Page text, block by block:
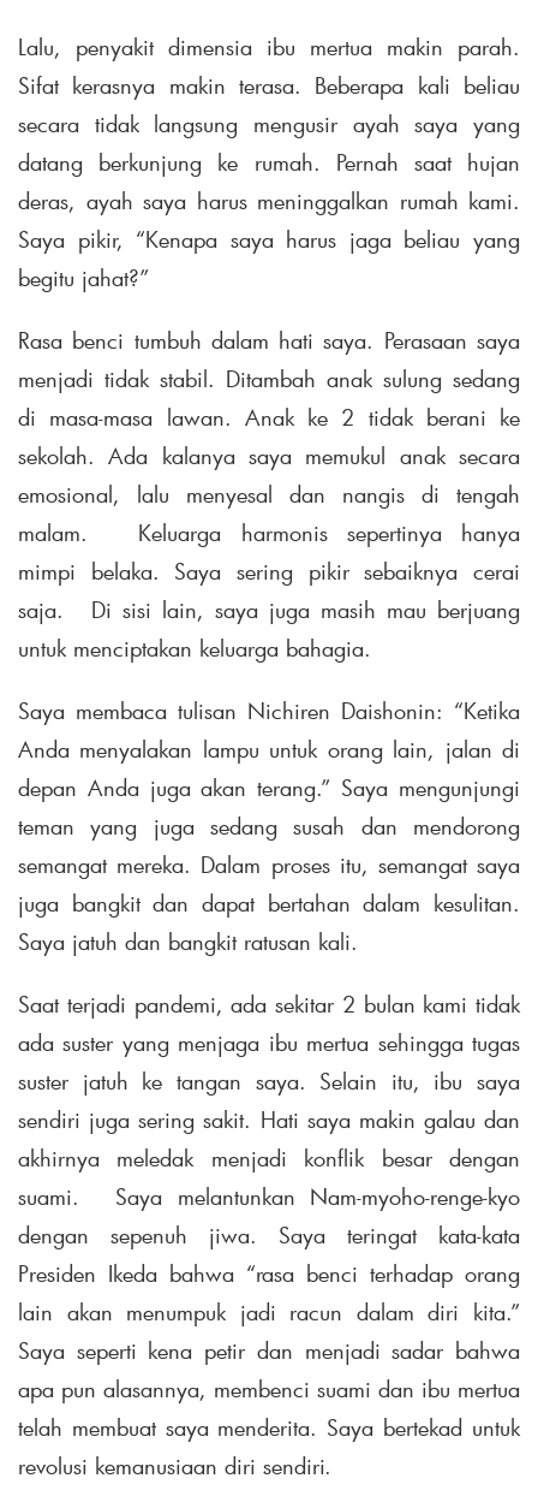
Lalu, penyakit dimensia ibu mertua makin parah.
Sifat kerasnya makin terasa. Beberapa kali beliau
secara tidak langsung mengusir ayah saya yang
datang berkunjung ke rumah. Pernah saat hujan
deras, ayah saya harus meninggalkan rumah kami.
Saya pikir, “Kenapa saya harus jaga beliau yang
begitu jahat?”
Rasa benci tumbuh dalam hati saya. Perasaan saya
menjadi tidak stabil. Ditambah anak sulung sedang
di masa-masa lawan. Anak ke 2 tidak berani ke
sekolah. Ada kalanya saya memukul anak secara
emosional, lalu menyesal dan nangis di tengah
malam. Keluarga harmonis sepertinya hanya
mimpi belaka. Saya sering pikir sebaiknya cerai
saja. Di sisi lain, saya juga masih mau berjuang
untuk menciptakan keluarga bahagia.
Saya membaca tulisan Nichiren Daishonin: “Ketika
Anda menyalakan lampu untuk orang lain, jalan di
depan Anda juga akan terang.” Saya mengunjungi
teman yang juga sedang susah dan mendorong
semangat mereka. Dalam proses itu, semangat saya
juga bangkit dan dapat bertahan dalam kesulitan.
Saya jatuh dan bangkit ratusan kali.
Saat terjadi pandemi, ada sekitar 2 bulan kami tidak
ada suster yang menjaga ibu mertua sehingga tugas
suster jatuh ke tangan saya. Selain itu, ibu saya
sendiri juga sering sakit. Hati saya makin galau dan
akhirnya meledak menjadi konflik besar dengan
suami. Saya melantunkan Nam-myoho-renge-kyo
dengan sepenuh jiwa. Saya teringat kata-kata
Presiden Ikeda bahwa “rasa benci terhadap orang
lain akan menumpuk jadi racun dalam diri kita.”
Saya seperti kena petir dan menjadi sadar bahwa
apa pun alasannya, membenci suami dan ibu mertua
telah membuat saya menderita. Saya bertekad untuk
revolusi kemanusiaan diri sendiri.